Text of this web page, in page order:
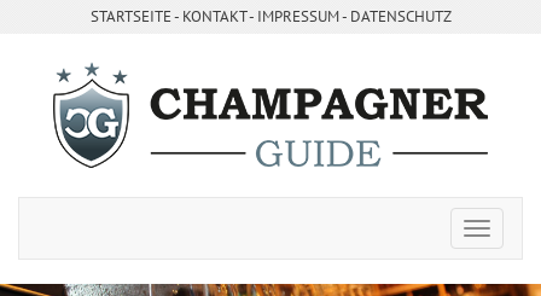
STARTSEITE- ­ KONTAKT- ­ IMPRESSUM- DATENSCHUTZ